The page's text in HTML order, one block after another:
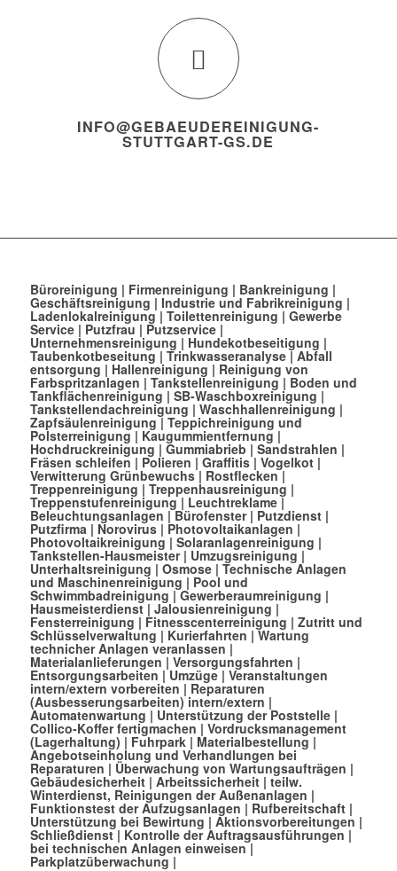
INFO@GEBAEUDEREINIGUNG-
STUTTGART-GS.DE
Büroreinigung | Firmenreinigung | Bankreinigung |
Geschäftsreinigung | Industrie und Fabrikreinigung |
Ladenlokalreinigung| Toilettenreinigung | Gewerbe
Service| Putzfrau | Putzservice|
Unternehmensreinigung | Hundekotbeseitigung |
Taubenkotbeseitung | Trinkwasseranalyse|Abfall
entsorgung | Hallenreinigung | Reinigung von
Farbspritzanlagen | Tankstellenreinigung| Boden und
Tankflächenreinigung | SB-Waschboxreinigung |
Tankstellendachreinigung | Waschhallenreinigung |
Zapfsäulenreinigung| Teppichreinigung und
Polsterreinigung| Kaugummientfernung|
Hochdruckreinigung | Gummiabrieb | Sandstrahlen |
Fräsen schleifen | Polieren | Graffitis| Vogelkot|
Verwitterung Grünbewuchs| Rostflecken|
Treppenreinigung | Treppenhausreinigung |
Treppenstufenreinigung| Leuchtreklame|
Beleuchtungsanlagen |Bürofenster| Putzdienst|
Putzfirma | Norovirus| Photovoltaikanlagen |
Photovoltaikreinigung | Solaranlagenreinigung |
Tankstellen-Hausmeister| Umzugsreinigung |
Unterhaltsreinigung | Osmose| Technische Anlagen
und Maschinenreinigung | Pool und
Schwimmbadreinigung |Gewerberaumreinigung |
Hausmeisterdienst| Jalousienreinigung |
Fensterreinigung | Fitnesscenterreinigung | Zutritt und
Schlüsselverwaltung | Kurierfahrten |Wartung
technicher Anlagen veranlassen |
Materialanlieferungen | Versorgungsfahrten |
Entsorgungsarbeiten |Umzüge| Veranstaltungen
intern/extern vorbereiten | Reparaturen
(Ausbesserungsarbeiten) intern/extern |
Automatenwartung | Unterstützung der Poststelle|
Collico-Koffer fertigmachen | Vordrucksmanagement
(Lagerhaltung) | Fuhrpark| Materialbestellung |
Angebotseinholung und Verhandlungen bei
Reparaturen | Überwachung von Wartungsaufträgen |
Gebäudesicherheit| Arbeitssicherheit| teilw.
Winterdienst, Reinigungen der Außenanlagen |
Funktionstest der Aufzugsanlagen | Rufbereitschaft|
Unterstützung bei Bewirtung | Aktionsvorbereitungen |
Schließdienst| Kontrolle der Auftragsausführungen |
bei technischen Anlagen einweisen|
Parkplatzüberwachung |